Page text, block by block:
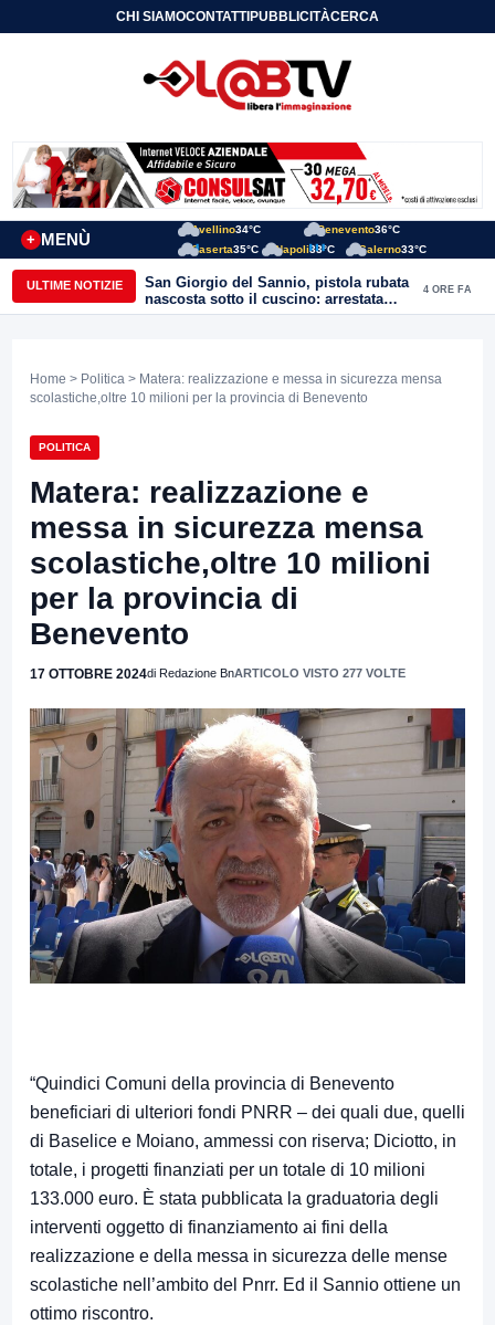
CHI SIAMOCONTATTIPUBBLICITÀCERCA
MENÙ
+
Avellino34°C Benevento36°C
Caserta35°C Napoli33°C Salerno33°C
ULTIME NOTIZIE
San Giorgio del Sannio, pistola rubata
nascosta sotto il cuscino: arrestata
51enne
4 ORE FA
Home > Politica > Matera: realizzazione e messa in sicurezza mensa
scolastiche,oltre 10 milioni per la provincia di Benevento
POLITICA
Matera: realizzazione e
messa in sicurezza mensa
scolastiche,oltre 10 milioni
per la provincia di
Benevento
17 OTTOBRE 2024di Redazione BnARTICOLO VISTO 277 VOLTE
“Quindici Comuni della provincia di Benevento
beneficiari di ulteriori fondi PNRR – dei quali due, quelli
di Baselice e Moiano, ammessi con riserva; Diciotto, in
totale, i progetti finanziati per un totale di 10 milioni
133.000 euro. È stata pubblicata la graduatoria degli
interventi oggetto di finanziamento ai fini della
realizzazione e della messa in sicurezza delle mense
scolastiche nell’ambito del Pnrr. Ed il Sannio ottiene un
ottimo riscontro.